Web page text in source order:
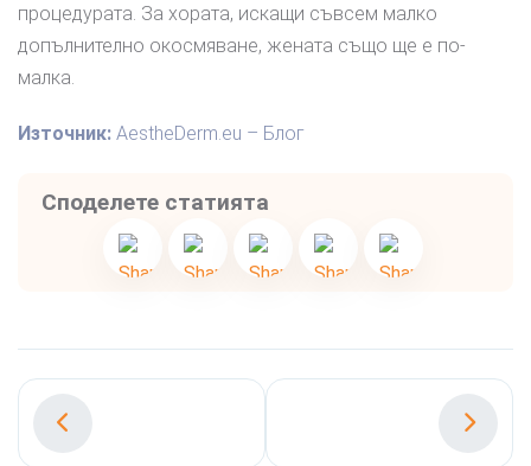
процедурата. За хората, искащи съвсем малко
допълнително окосмяване, жената също ще е по-
малка.
Източник: AestheDerm.eu – Блог
Споделете статията